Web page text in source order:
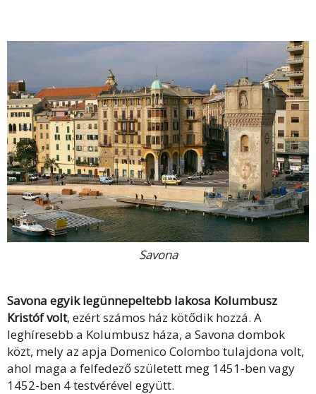
Savona
Savona egyik legünnepeltebb lakosa Kolumbusz
Kristóf volt, ezért számos ház kötődik hozzá. A
leghíresebb a Kolumbusz háza, a Savona dombok
közt, mely az apja Domenico Colombo tulajdona volt,
ahol maga a felfedező született meg 1451-ben vagy
1452-ben 4 testvérével együtt.